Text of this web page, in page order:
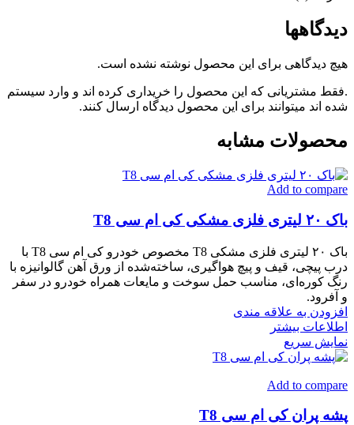
دیدگاهها
هیچ دیدگاهی برای این محصول نوشته نشده است.
.فقط مشتریانی که این محصول را خریداری کرده اند و وارد سیستم
شده اند میتوانند برای این محصول دیدگاه ارسال کنند.
محصولات مشابه
Add to compare
باک ۲۰ لیتری فلزی مشکی کی ام سی T8
باک ۲۰ لیتری فلزی مشکی T8 مخصوص خودرو کی ام سی T8 با
درب پیچی، قیف و پیچ هواگیری، ساخته‌شده از ورق آهن گالوانیزه با
رنگ کوره‌ای، مناسب حمل سوخت و مایعات همراه خودرو در سفر
و آفرود.
افزودن به علاقه مندی
اطلاعات بیشتر
نمایش سریع
Add to compare
پشه‌ پران کی ام سی T8